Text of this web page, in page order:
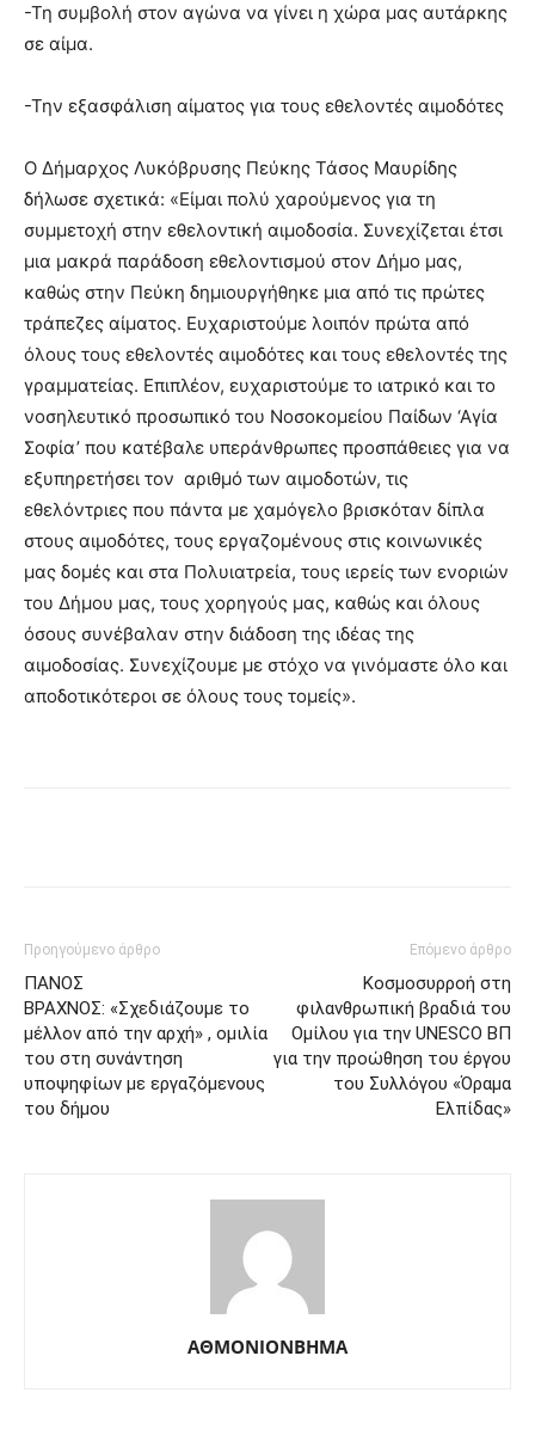
-Τη συμβολή στον αγώνα να γίνει η χώρα μας αυτάρκης
σε αίμα.
-Την εξασφάλιση αίματος για τους εθελοντές αιμοδότες
Ο Δήμαρχος Λυκόβρυσης Πεύκης Τάσος Μαυρίδης
δήλωσε σχετικά: «Είμαι πολύ χαρούμενος για τη
συμμετοχή στην εθελοντική αιμοδοσία. Συνεχίζεται έτσι
μια μακρά παράδοση εθελοντισμού στον Δήμο μας,
καθώς στην Πεύκη δημιουργήθηκε μια από τις πρώτες
τράπεζες αίματος. Ευχαριστούμε λοιπόν πρώτα από
όλους τους εθελοντές αιμοδότες και τους εθελοντές της
γραμματείας. Επιπλέον, ευχαριστούμε το ιατρικό και το
νοσηλευτικό προσωπικό του Νοσοκομείου Παίδων ‘Αγία
Σοφία’ που κατέβαλε υπεράνθρωπες προσπάθειες για να
εξυπηρετήσει τον αριθμό των αιμοδοτών, τις
εθελόντριες που πάντα με χαμόγελο βρισκόταν δίπλα
στους αιμοδότες, τους εργαζομένους στις κοινωνικές
μας δομές και στα Πολυιατρεία, τους ιερείς των ενοριών
του Δήμου μας, τους χορηγούς μας, καθώς και όλους
όσους συνέβαλαν στην διάδοση της ιδέας της
αιμοδοσίας. Συνεχίζουμε με στόχο να γινόμαστε όλο και
αποδοτικότεροι σε όλους τους τομείς».
Προηγούμενο άρθρο
ΠΑΝΟΣ
ΒΡΑΧΝΟΣ: «Σχεδιάζουμε το
μέλλον από την αρχή» , ομιλία
του στη συνάντηση
υποψηφίων με εργαζόμενους
του δήμου
Επόμενο άρθρο
Κοσμοσυρροή στη
φιλανθρωπική βραδιά του
Ομίλου για την UNESCO ΒΠ
για την προώθηση του έργου
του Συλλόγου «Όραμα
Ελπίδας»
ΑΘΜΟΝΙΟΝΒΗΜΑ